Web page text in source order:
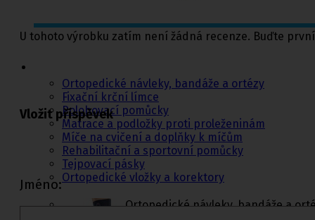
Ortopedie,
Ortopedické návleky, bandáže a ortézy
Fixační krční límce
Polohovací pomůcky
Matrace a podložky proti proleženinám
Míče na cvičení a doplňky k míčům
Rehabilitační a sportovní pomůcky
Tejpovací pásky
Ortopedické vložky a korektory
Ortopedické návleky, bandáže a
U tohoto výrobku zatím není žádná recenze. Buďte
Vložit příspěvek
Jméno: